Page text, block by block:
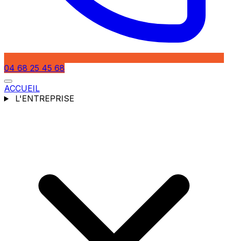
04 68 25 45 68
ACCUEIL
L'ENTREPRISE